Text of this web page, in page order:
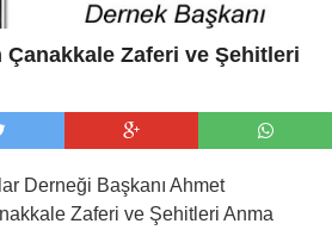
Çanakkale Zaferi ve Şehitleri
Derneği Başkanı Ahmet
Zaferi ve Şehitleri Anma